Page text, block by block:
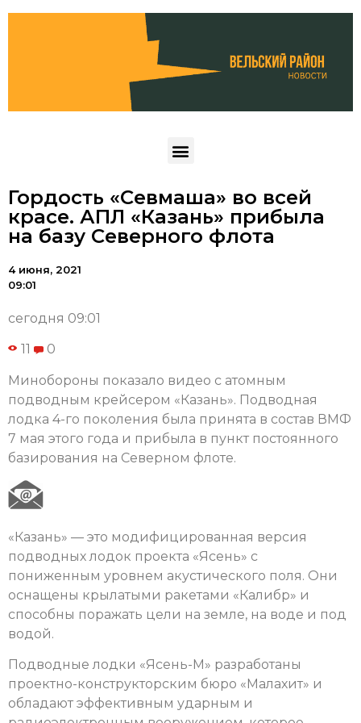
Гордость «Севмаша» во всей
красе. АПЛ «Казань» прибыла
на базу Северного флота
4 июня, 2021
09:01
сегодня 09:01
11 0
Минобороны показало видео с атомным
подводным крейсером «Казань». Подводная
лодка 4-го поколения была принята в состав ВМФ
7 мая этого года и прибыла в пункт постоянного
базирования на Северном флоте.
«Казань» — это модифицированная версия
подводных лодок проекта «Ясень» с
пониженным уровнем акустического поля. Они
оснащены крылатыми ракетами «Калибр» и
способны поражать цели на земле, на воде и под
водой.
Подводные лодки «Ясень-М» разработаны
проектно-конструкторским бюро «Малахит» и
обладают эффективным ударным и